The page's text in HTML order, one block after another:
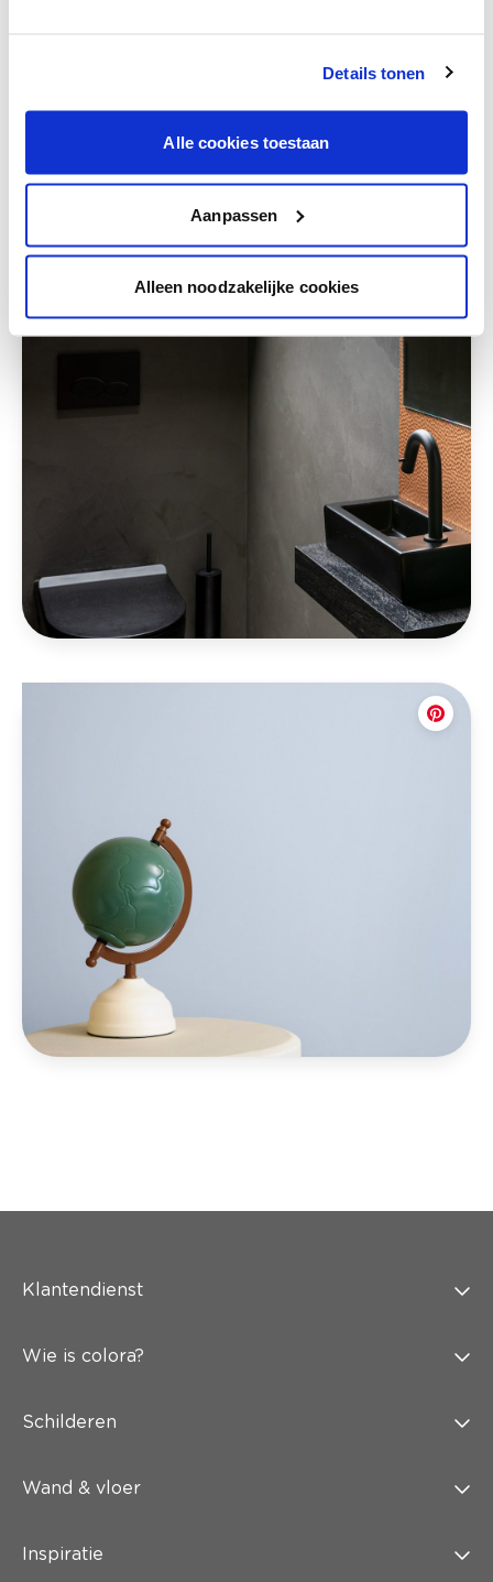
Details tonen
Alle cookies toestaan
Aanpassen
Alleen noodzakelijke cookies
Krijg persoonlijk advies om kleuren te
Deze stijlen zijn misschien ook iets voor jou
Klantendienst
Wie is colora?
Schilderen
Wand & vloer
Inspiratie